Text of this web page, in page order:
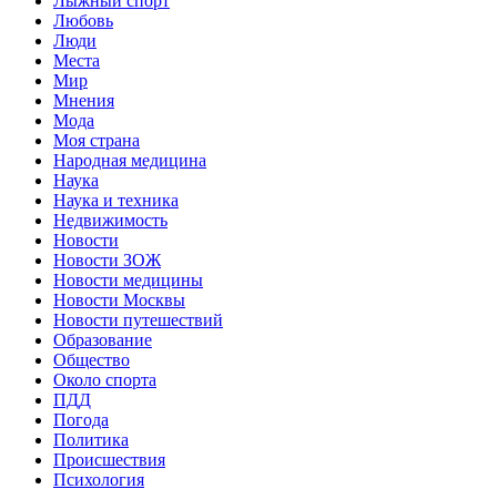
Любовь
Люди
Места
Мир
Мнения
Мода
Моя страна
Народная медицина
Наука
Наука и техника
Недвижимость
Новости
Новости ЗОЖ
Новости медицины
Новости Москвы
Новости путешествий
Образование
Общество
Около спорта
ПДД
Погода
Политика
Происшествия
Психология